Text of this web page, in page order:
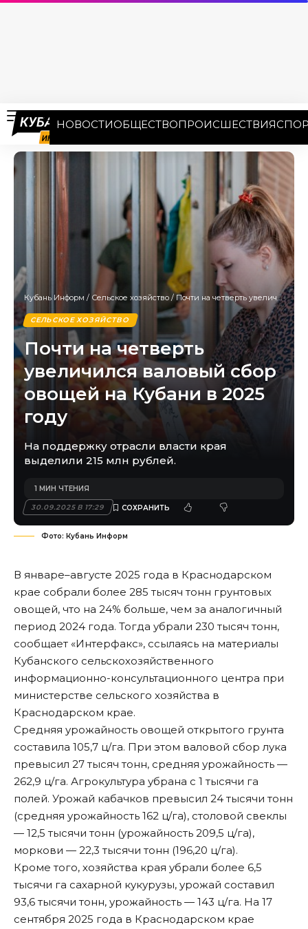
НОВОСТИОБЩЕСТВОПРОИСШЕСТВИЯ
Кубань Информ / Сельское хозяйство / Почти на четверть увеличился валовый сбор овощей на Кубани в 2025 году
СЕЛЬСКОЕ ХОЗЯЙСТВО
Почти на четверть
увеличился валовый сбор
овощей на Кубани в 2025
году
На поддержку отрасли власти края
выделили 215 млн рублей.
30.09.2025 В 17:29
1 МИН ЧТЕНИЯ
Фото: Кубань Информ
В январе–августе 2025 года в Краснодарском
крае собрали более 285 тысяч тонн грунтовых
овощей, что на 24% больше, чем за аналогичный
период 2024 года. Тогда убрали 230 тысяч тонн,
сообщает «Интерфакс», ссылаясь на материалы
Кубанского сельскохозяйственного
информационно-консультационного центра при
министерстве сельского хозяйства в
Краснодарском крае.
Средняя урожайность овощей открытого грунта
составила 105,7 ц/га. При этом валовой сбор лука
превысил 27 тысяч тонн, средняя урожайность —
262,9 ц/га. Агрокультура убрана с 1 тысячи га
полей. Урожай кабачков превысил 24 тысячи тонн
(средняя урожайность 162 ц/га), столовой свеклы
— 12,5 тысячи тонн (урожайность 209,5 ц/га),
моркови — 22,3 тысячи тонн (196,20 ц/га).
Кроме того, хозяйства края убрали более 6,5
тысячи га сахарной кукурузы, урожай составил
93,6 тысячи тонн, урожайность — 143 ц/га. На 17
сентября 2025 года в Краснодарском крае